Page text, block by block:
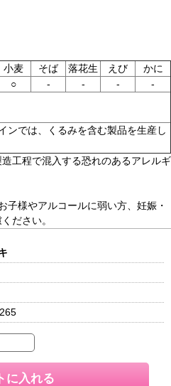
ー表示
小麦 そば 落花生 えび
かに
○ - - -
-
ンでは、くるみを含む製品を生産し
工程で混入する恐れのあるアレルギ
子様やアルコールに弱い方、妊娠・
ださい。
に入れる